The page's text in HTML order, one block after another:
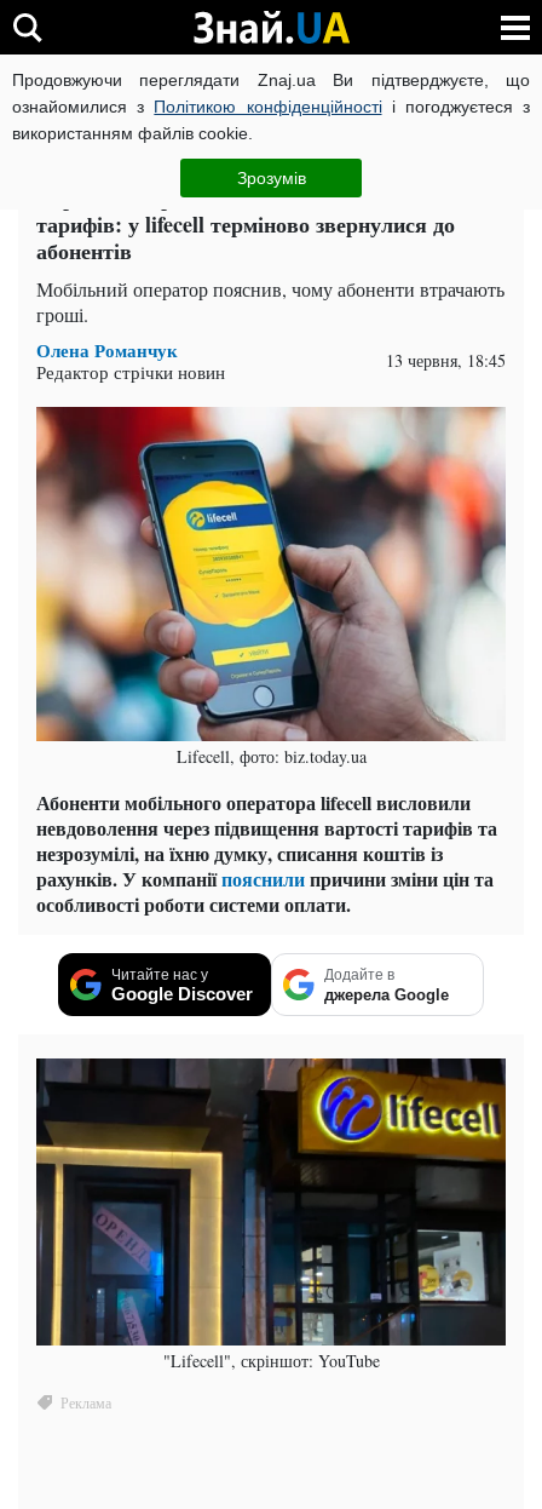
Продовжуючи переглядати Znaj.ua Ви підтверджуєте, що
ознайомилися з Політикою конфіденційностіі погоджуєтеся з
використанням файлів cookie.
Зрозумів
ВІЙНА РОСІЇ ПРОТИ УКРАЇНИ КОРОНАВІРУС В УКРАЇНІ
Суспільство ЧИТАТЬ НА РУССКОМ
Українці скаржаться на подвійне списання
тарифів: у lifecell терміново звернулися до
абонентів
Мобільний оператор пояснив, чому абоненти втрачають
гроші.
Олена Романчук
Редактор стрічки новин 13 червня, 18:45
Lifecell, фото: biz.today.ua
Абоненти мобільного оператора lifecell висловили
невдоволення через підвищення вартості тарифів та
незрозумілі, на їхню думку, списання коштів із
рахунків. У компаніїпояснилипричини зміни цін та
особливості роботи системи оплати.
Читайте нас у
Google Discover
Додайте в
джерела Google
"Lifecell", скріншот: YouTube